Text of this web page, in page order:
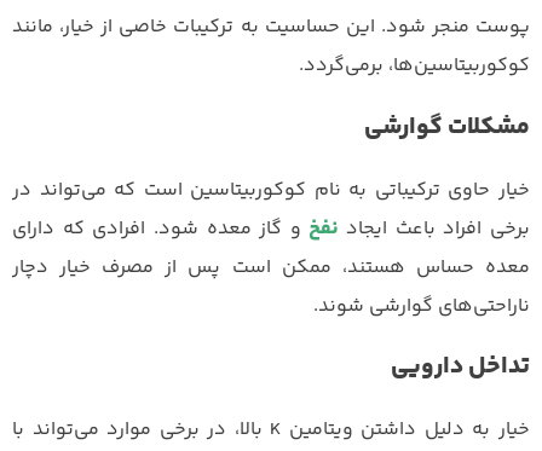
پوست منجر شود. این حساسیت به ترکیبات خاصی از خیار، مانند
کوکوربیتاسین‌ها، برمی‌گردد.
مشکلات گوارشی
خیار حاوی ترکیباتی به نام کوکوربیتاسین است که می‌تواند در
برخی افراد باعث ایجاد نفخ و گاز معده شود. افرادی که دارای
معده حساس هستند، ممکن است پس از مصرف خیار دچار
ناراحتی‌های گوارشی شوند.
تداخل دارویی
خیار به دلیل داشتن ویتامین K بالا، در برخی موارد می‌تواند با